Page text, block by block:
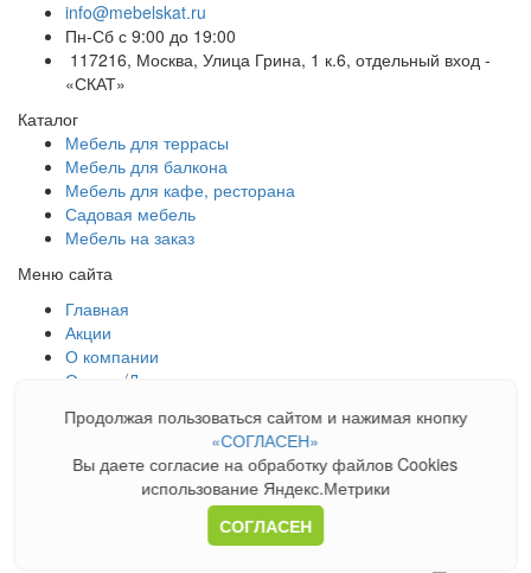
info@mebelskat.ru
Пн-Сб с 9:00 до 19:00
117216, Москва, Улица Грина, 1 к.6, отдельный вход -
«СКАТ»
Каталог
Мебель для террасы
Мебель для балкона
Мебель для кафе, ресторана
Садовая мебель
Мебель на заказ
Меню сайта
Главная
Акции
О компании
Оплата/Доставка
Новости
Контакты
Карта сайта
© «СКАТ – торговая марка» 2026. Все права защищены.
Продолжая пользоваться сайтом и нажимая кнопку
«СОГЛАСЕН»
Вы даете согласие на обработку файлов Cookies
использование Яндекс.Метрики
СОГЛАСЕН